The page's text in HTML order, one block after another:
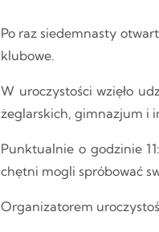
Po raz siedemnasty
klubowe.
W uroczystości wzięło
żeglarskich, gimnazjum i
Punktualnie o godzinie
chętni mogli spróbować
Organizatorem